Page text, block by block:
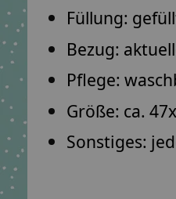
Füllung:
Bezug:
Pflege:
Größe: ca.
Sonstiges: